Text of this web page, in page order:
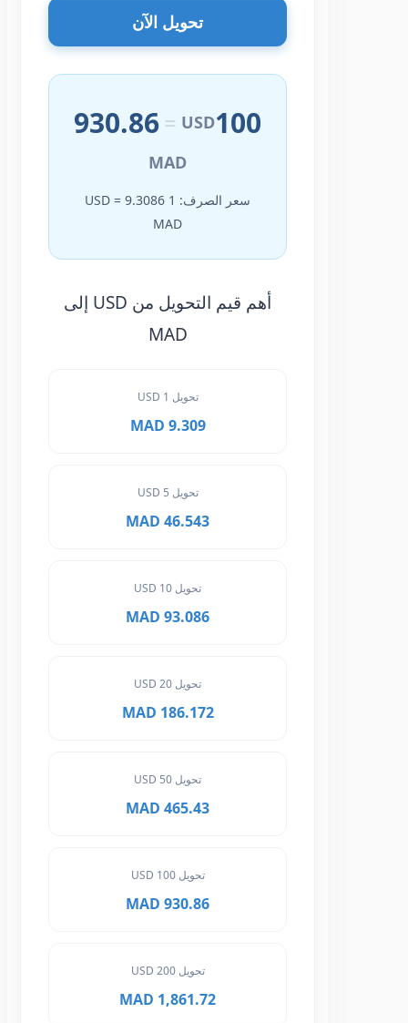
تحويل الآن
100
USD
=
930.86
MAD
سعر الصرف: 1 USD = 9.3086
أهم قيم التحويل من USD إلى
MAD
تحويل 1 USD
9.309 MAD
تحويل 5 USD
46.543 MAD
93.086 MAD
186.172 MAD
465.43 MAD
تحويل 100 USD
930.86 MAD
تحويل 200 USD
1,861.72 MAD